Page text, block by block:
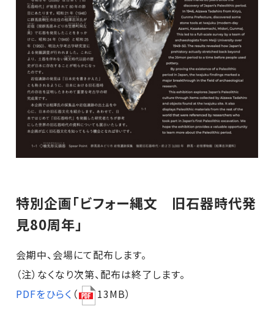
特別企画「ビフォー縄文 旧石器時代発
見80周年」
会期中、会場にて配布します。
（注）なくなり次第、配布は終了します。
PDFをひらく （ 13MB）